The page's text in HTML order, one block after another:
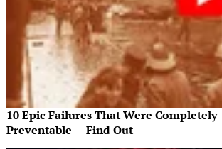
10 Epic Failures That Were Completely
Preventable — Find Out